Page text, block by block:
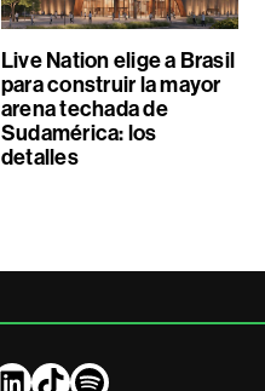
Live Nation elige a Brasil
para construir la mayor
arena techada de
Sudamérica: los
detalles